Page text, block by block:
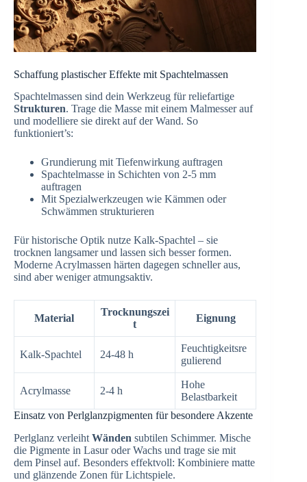
Schaffung plastischer Effekte mit Spachtelmassen
Spachtelmassen sind dein Werkzeug für reliefartige
Strukturen. Trage die Masse mit einem Malmesser auf
und modelliere sie direkt auf der Wand. So
funktioniert’s:
Grundierung mit Tiefenwirkung auftragen
Spachtelmasse in Schichten von 2-5 mm
auftragen
Mit Spezialwerkzeugen wie Kämmen oder
Schwämmen strukturieren
Für historische Optik nutze Kalk-Spachtel – sie
trocknen langsamer und lassen sich besser formen.
Moderne Acrylmassen härten dagegen schneller aus,
sind aber weniger atmungsaktiv.
Material
Trocknungszei
t
Eignung
Kalk-Spachtel 24-48 h
Feuchtigkeitsre
gulierend
Acrylmasse 2-4 h
Hohe
Belastbarkeit
Einsatz von Perlglanzpigmenten für besondere Akzente
Perlglanz verleiht Wänden subtilen Schimmer. Mische
die Pigmente in Lasur oder Wachs und trage sie mit
dem Pinsel auf. Besonders effektvoll: Kombiniere matte
und glänzende Zonen für Lichtspiele.